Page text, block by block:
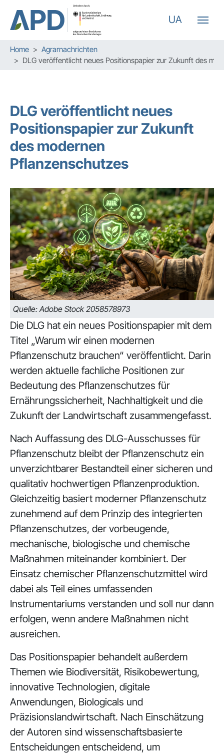
Zum Hauptinhalt springen
Skip to page footer
UA
Sie sind hier:
Home
Agrarnachrichten
DLG veröffentlicht neues Positionspapier zur Zukunft des
DLG veröffentlicht neues
Positionspapier zur Zukunft
des modernen
Pflanzenschutzes
Quelle: Adobe Stock 2058578973
Die DLG hat ein neues Positionspapier mit dem
Titel „Warum wir einen modernen
Pflanzenschutz brauchen“ veröffentlicht. Darin
werden aktuelle fachliche Positionen zur
Bedeutung des Pflanzenschutzes für
Ernährungssicherheit, Nachhaltigkeit und die
Zukunft der Landwirtschaft zusammengefasst.
Nach Auffassung des DLG-Ausschusses für
Pflanzenschutz bleibt der Pflanzenschutz ein
unverzichtbarer Bestandteil einer sicheren und
qualitativ hochwertigen Pflanzenproduktion.
Gleichzeitig basiert moderner Pflanzenschutz
zunehmend auf dem Prinzip des integrierten
Pflanzenschutzes, der vorbeugende,
mechanische, biologische und chemische
Maßnahmen miteinander kombiniert. Der
Einsatz chemischer Pflanzenschutzmittel wird
dabei als Teil eines umfassenden
Instrumentariums verstanden und soll nur dann
erfolgen, wenn andere Maßnahmen nicht
ausreichen.
Das Positionspapier behandelt außerdem
Themen wie Biodiversität, Risikobewertung,
innovative Technologien, digitale
Anwendungen, Biologicals und
Präzisionslandwirtschaft. Nach Einschätzung
der Autoren sind wissenschaftsbasierte
Entscheidungen entscheidend, um